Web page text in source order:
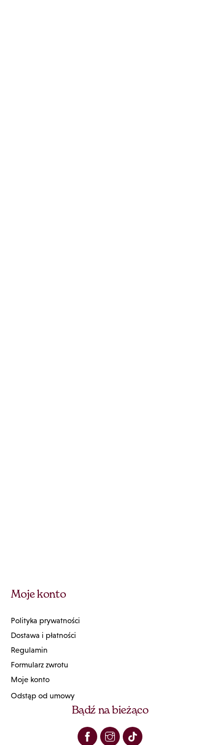
Moje konto
Polityka prywatności
Dostawa i płatności
Regulamin
Formularz zwrotu
Moje konto
Odstąp od umowy
Bądź na bieżąco